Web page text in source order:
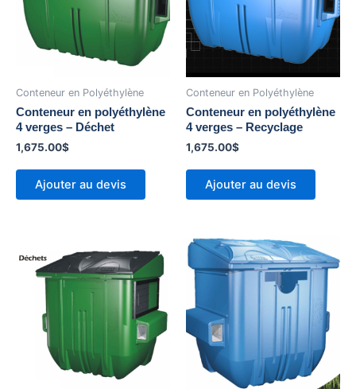
Conteneur en Polyéthylène
Conteneur en polyéthylène
4 verges – Déchet
1,675.00$
Ajouter au devis
Conteneur en Polyéthylène
Conteneur en polyéthylène
4 verges – Recyclage
1,675.00$
Ajouter au devis